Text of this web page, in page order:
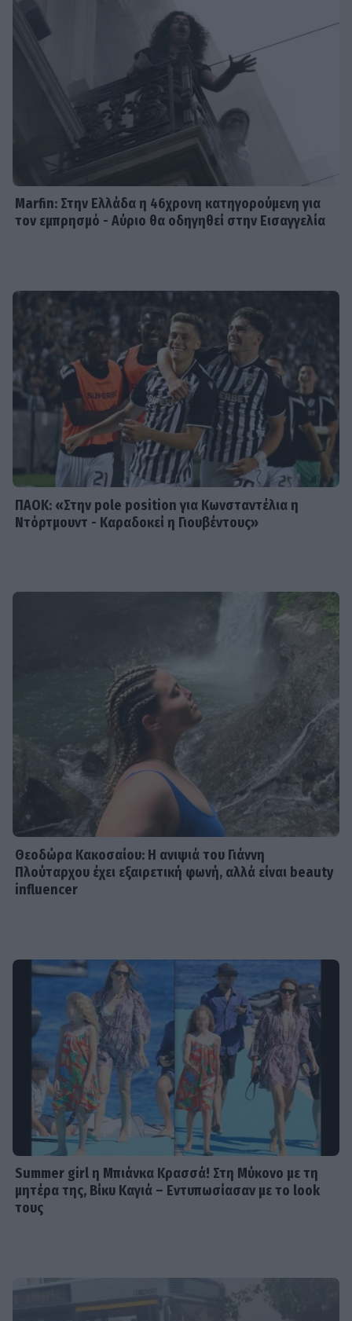
Οικονομάκου: «Έσκασε όλη η
κούραση του χειμώνα» - Το
πρόβλημα στις διακοπές στο νησί
Μπόρα Μπόρα
Μπαμπά, σ’ αγαπώ spoiler: Η Βιργινία
της Ελλάδας…»: Χαμός στα σχόλια με
την ΑΙ φωτό που πόσταρε
MEDIA
Δυο μαύρα πουκάμισα: Κυκλοφόρησε
το πρώτο trailer της νέας
δραματικής σειράς του MEGA
Marfin: Στην Ελλάδα η 46χρονη κατηγορούμενη για
τον εμπρησμό - Αύριο θα οδηγηθεί στην Εισαγγελία
ΠΑΟΚ: «Στην pole position για Κωνσταντέλια η
Ντόρτμουντ - Καραδοκεί η Γιουβέντους»
Θεοδώρα Κακοσαίου: Η ανιψιά του Γιάννη
Πλούταρχου έχει εξαιρετική φωνή, αλλά είναι beauty
influencer
Summer girl η Μπιάνκα Κρασσά! Στη Μύκονο με τη
μητέρα της, Βίκυ Καγιά – Εντυπωσίασαν με το look
τους